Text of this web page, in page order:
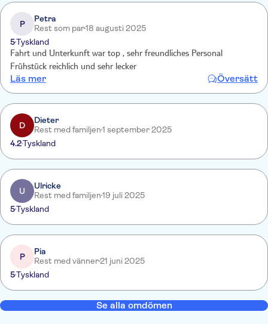
Route mit beeindruckenden Impressionen! Live ist eben doch
schöner als im TV!!! Wir können die Fahrt zu 100 %
weiterempfehlen und werden sie auf jeden Fall beiTageslicht
wiederholen.
P
Petra
Rest som par18 augusti 2025
5Tyskland
Fahrt und Unterkunft war top , sehr freundliches Personal
Frühstück reichlich und sehr lecker
Läs mer Översätt
D
Dieter
Rest med familjen1 september 2025
4.2Tyskland
U
Ulricke
Rest med familjen19 juli 2025
5Tyskland
P
Pia
Rest med vänner21 juni 2025
5Tyskland
Se alla omdömen